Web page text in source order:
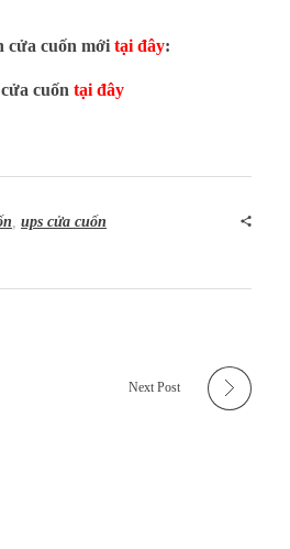
cửa cuốn mới tại đây:
cuốn tại đây
ups cửa cuốn
Next Post